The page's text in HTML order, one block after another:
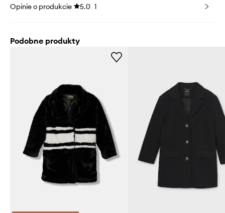
Opinie o produkcie 5.0 1
Podobne produkty